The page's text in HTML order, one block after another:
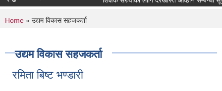
You are here
Home » उद्यम विकास सहजकर्ता
उद्यम विकास सहजकर्ता
रमिता बिष्‍ट भण्डारी